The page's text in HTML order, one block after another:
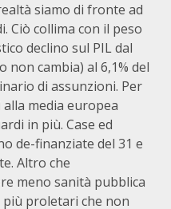
siamo di fronte ad
Ciò collima con il peso
declino sul PIL dal
non cambia) al 6,1% del
di assunzioni. Per
media europea
in più. Case ed
de-finanziate del 31 e
Altro che
meno sanità pubblica
proletari che non